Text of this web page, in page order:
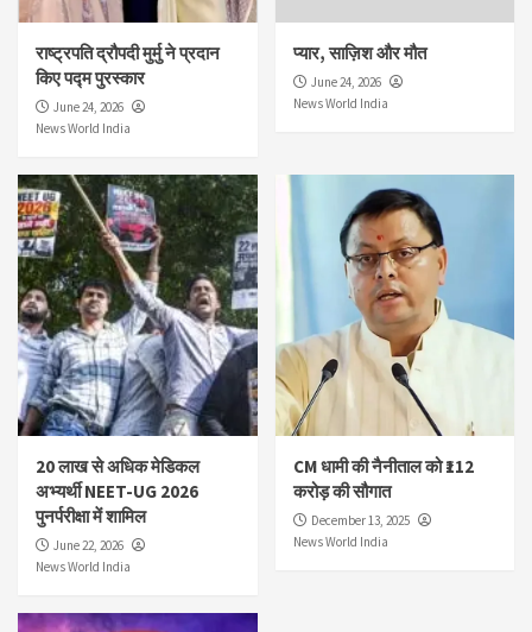
राष्ट्रपति द्रौपदी मुर्मु ने प्रदान
किए पद्म पुरस्कार
June 24, 2026
News World India
प्यार, साज़िश और मौत
June 24, 2026
News World India
20 लाख से अधिक मेडिकल
अभ्यर्थी NEET-UG 2026
पुनर्परीक्षा में शामिल
June 22, 2026
News World India
CM धामी की नैनीताल को ₹112
करोड़ की सौगात
December 13, 2025
News World India